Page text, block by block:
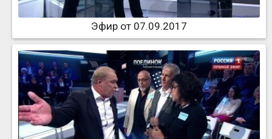
Эфир от 07.09.2017